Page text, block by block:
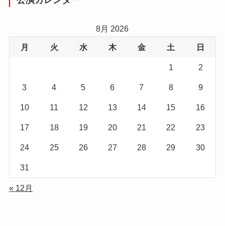
8月 2026
月 火 水 木 金 土 日
1 2
3 4 5 6 7 8 9
10 11 12 13 14 15 16
17 18 19 20 21 22 23
24 25 26 27 28 29 30
31
« 12月